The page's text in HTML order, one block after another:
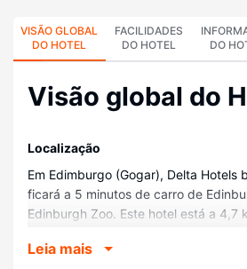
VISÃO GLOBAL
DO HOTEL
FACILIDADES
DO HOTEL
DO
Visão global do
Localização
Em Edimburgo (Gogar), Delta Hotels
ficará a 5 minutos de carro de
Edinburgh Zoo. Este hotel está a 4,7
Quartos
Leia mais